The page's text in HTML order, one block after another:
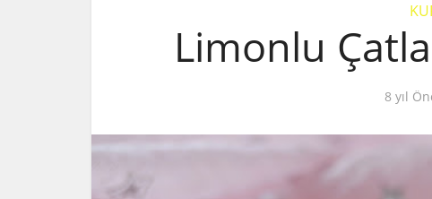
Limonlu
8 yıl